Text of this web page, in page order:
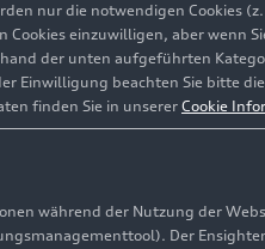
nur die notwendigen Cookies
einzuwilligen, aber wenn
der unten aufgeführten
beachten Sie bitte
finden Sie in unserer Cookie
während der Nutzung der
Der